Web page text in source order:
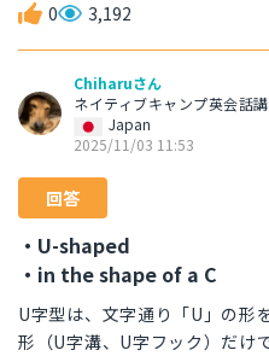
0 3,192
Chiharuさん
ネイティブキャンプ英会話
Japan
2025/11/03 11:53
回答
・U-shaped
・in the shape of a C
U字型は、文字通り「U」の形
形（U字溝、U字フック）だけ